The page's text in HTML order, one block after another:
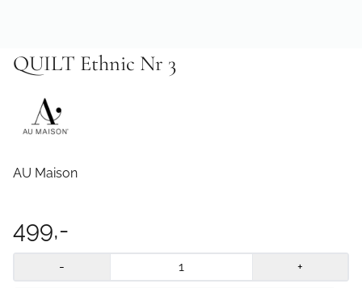
QUILT Ethnic Nr 3
AU Maison
499,-
- +